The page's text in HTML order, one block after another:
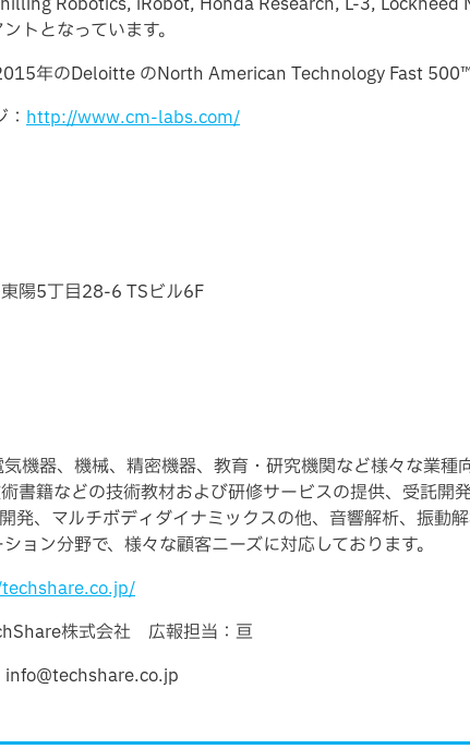
トとなっています。
年のDeloitte のNorth American Technology Fast 500™
http://www.cm-labs.com/
陽5丁目28-6 TSビル6F
機器、機械、精密機器、教育・研究機関など様々な業
書籍などの技術教材および研修サービスの提供、受託
発、マルチボディダイナミックスの他、音響解析、振動
ョン分野で、様々な顧客ニーズに対応しております。
株式会社 広報担当：亘